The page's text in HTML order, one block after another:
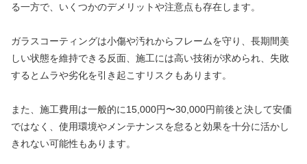
る一方で、いくつかのデメリットや注意点も存在します。
ガラスコーティングは小傷や汚れからフレームを守り、長期間美
しい状態を維持できる反面、施工には高い技術が求められ、失敗
するとムラや劣化を引き起こすリスクもあります。
また、施工費用は一般的に15,000円〜30,000円前後と決して安価
ではなく、使用環境やメンテナンスを怠ると効果を十分に活かし
きれない可能性もあります。